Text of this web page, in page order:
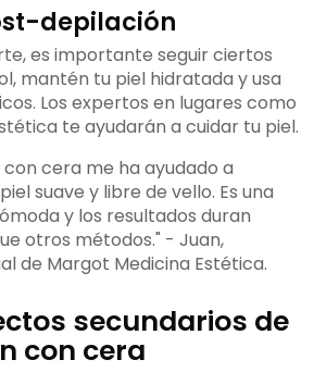
depilación
es importante seguir ciertos
mantén tu piel hidratada y usa
Los expertos en lugares como
te ayudarán a cuidar tu piel.
con cera me ha ayudado a
suave y libre de vello. Es una
y los resultados duran
otros métodos." - Juan,
de Margot Medicina Estética.
secundarios de
con cera